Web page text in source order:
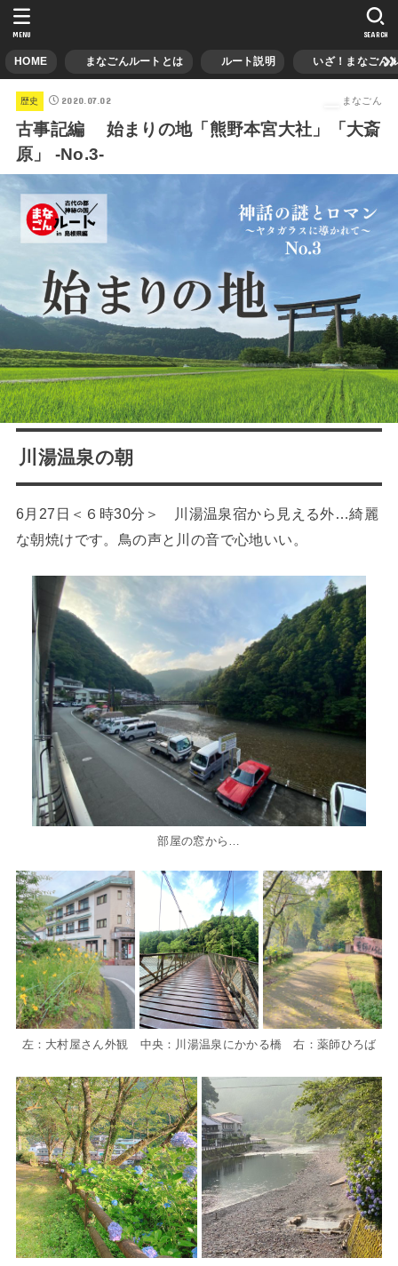
HOME まなごんルートとは ルート説明 いざ！まなごん
SEARCH
MENU
歴史 2020.07.02 まなごん
古事記編 始まりの地「熊野本宮大社」「大斎
原」 -No.3-
川湯温泉の朝
6月27日＜６時30分＞ 川湯温泉宿から見える外…綺麗
な朝焼けです。鳥の声と川の音で心地いい。
部屋の窓から…
左：大村屋さん外観 中央：川湯温泉にかかる橋 右：薬師ひろば